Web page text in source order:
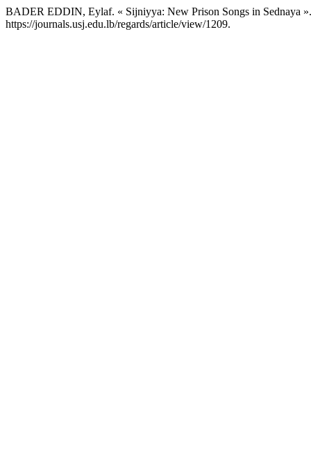
BADER EDDIN, Eylaf. « Sijniyya: New Prison Songs in Sednaya
https://journals.usj.edu.lb/regards/article/view/1209.